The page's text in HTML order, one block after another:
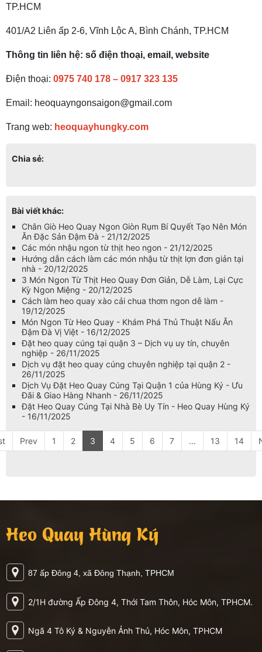
TP.HCM
401/A2 Liên ấp 2-6, Vĩnh Lộc A, Bình Chánh, TP.HCM
Thông tin liên hệ: số điện thoại, email, website
Điện thoại: 0975 740 178 – 0917 323 135
Email: heoquayngonsaigon@gmail.com
Trang web: heoquayhungky.com
Chia sẻ:
Bài viết khác:
Chân Giò Heo Quay Ngon Giòn Rụm Bí Quyết Tạo Nên Món
Ăn Đặc Sản Đậm Đà - 21/12/2025
Các món nhậu ngon từ thịt heo ngon - 21/12/2025
Hướng dẫn cách làm các món nhậu từ thịt lợn đơn giản tại
nhà - 20/12/2025
3 Món Ngon Từ Thịt Heo Quay Đơn Giản, Dễ Làm, Lại Cực
Kỳ Ngon Miệng - 20/12/2025
Cách làm heo quay xào cải chua thơm ngon dễ làm -
19/12/2025
Món Ngon Từ Heo Quay - Khám Phá Thủ Thuật Nấu Ăn
Đậm Đà Vị Việt - 16/12/2025
Đặt heo quay cúng tại quận 3 – Dịch vụ uy tín, chuyên
nghiệp - 26/11/2025
Dịch vụ đặt heo quay cúng chuyên nghiệp tại quận 2 -
26/11/2025
Dịch Vụ Đặt Heo Quay Cúng Tại Quận 1 của Hùng Ký - Ưu
Đãi & Giao Hàng Nhanh - 26/11/2025
Đặt Heo Quay Cúng Tại Nhà Bè Uy Tín - Heo Quay Hùng Ký
- 16/11/2025
Prev 1 2 3 4 5 6 7 ... 13 14
Heo Quay Hùng Ký
87 ấp Đông 4, xã Đông Thạnh, TPHCM
2/1H đường Ấp Đông 4, Thới Tam Thôn, Hóc Môn, TPHCM.
Ngã 4 Tô Ký & Nguyễn Ảnh Thủ, Hóc Môn, TPHCM